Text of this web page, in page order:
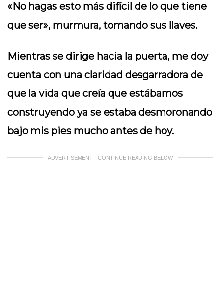
«No hagas esto más difícil de lo que tiene
que ser», murmura, tomando sus llaves.
Mientras se dirige hacia la puerta, me doy
cuenta con una claridad desgarradora de
que la vida que creía que estábamos
construyendo ya se estaba desmoronando
bajo mis pies mucho antes de hoy.
ADVERTISEMENT - CONTINUE READING BELOW